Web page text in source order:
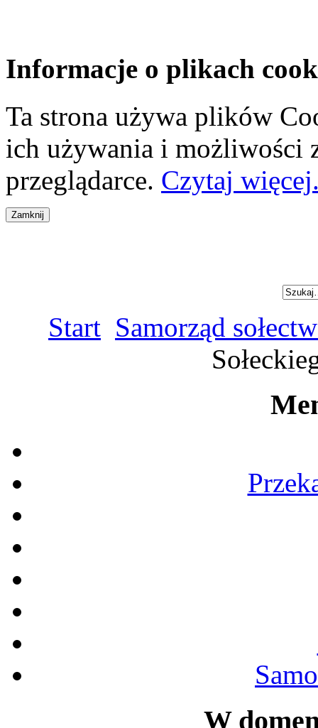
Informacje o plikach
Ta strona używa plików
ich używania i możliwości
przeglądarce. Czytaj
Start Samorząd
W